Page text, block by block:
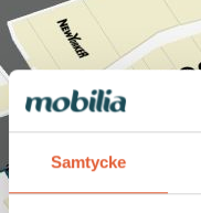
Samtycke